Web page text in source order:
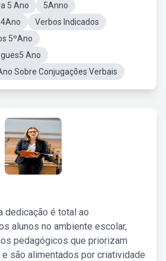
5 Ano
5Anno
Verbos Indicados
5ºAno
Ano
Sobre Conjugações Verbais
dedicação é total ao
alunos no ambiente escolar,
pedagógicos que priorizam
são alimentados por criatividade